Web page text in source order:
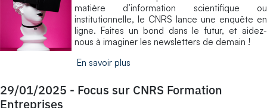
matière d’information scientifique ou
institutionnelle, le CNRS lance une enquête en
ligne. Faites un bond dans le futur, et aidez-
nous à imaginer les newsletters de demain !
En savoir plus
29/01/2025 - Focus sur CNRS Formation
Entreprises